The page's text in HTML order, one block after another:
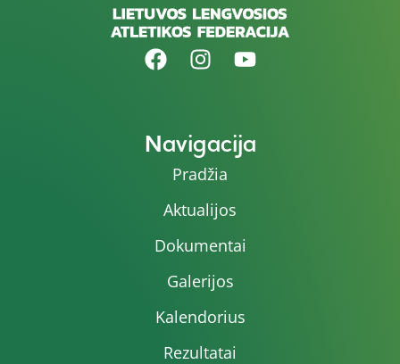
Navigacija
Pradžia
Aktualijos
Dokumentai
Galerijos
Kalendorius
Rezultatai